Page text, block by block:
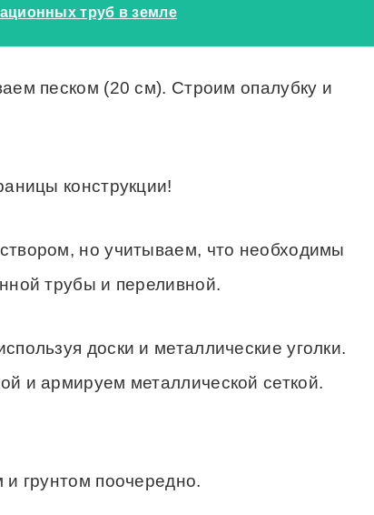
труб в земле
песком (20 см). Строим опалубку и
конструкции!
но учитываем, что необходимы
трубы и переливной.
доски и металлические уголки.
и армируем металлической сеткой.
и грунтом поочередно.